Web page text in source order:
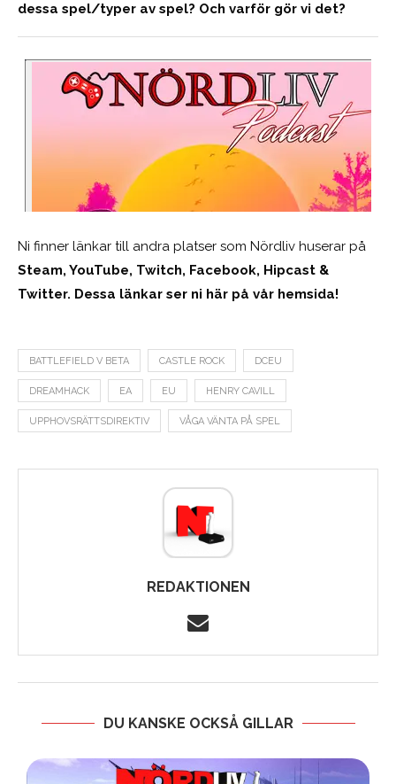
dessa spel/typer av spel? Och varför gör vi det?
Ni finner länkar till andra platser som Nördliv huserar på
Steam, YouTube, Twitch, Facebook, Hipcast &
Twitter. Dessa länkar ser ni här på vår hemsida!
BATTLEFIELD V BETA CASTLE ROCK DCEU
DREAMHACK EA EU HENRY CAVILL
UPPHOVSRÄTTSDIREKTIV VÅGA VÄNTA PÅ SPEL
REDAKTIONEN
DU KANSKE OCKSÅ GILLAR